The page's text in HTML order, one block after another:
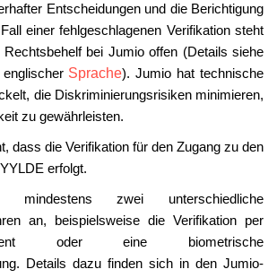
Entscheidungen und die Berichtigung
einer fehlgeschlagenen Verifikation steht
bei Jumio offen (Details siehe
Sprache). Jumio hat technische
die Diskriminierungsrisiken minimieren,
zu gewährleisten.
dass die Verifikation für den Zugang zu den
erfolgt.
mindestens zwei unterschiedliche
an, beispielsweise die Verifikation per
oder eine biometrische
Details dazu finden sich in den Jumio-